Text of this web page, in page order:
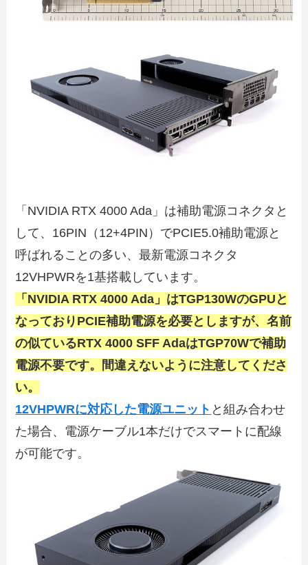
「NVIDIA RTX 4000 Ada」は補助電源コネクタと
して、16PIN（12+4PIN）でPCIE5.0補助電源と
呼ばれることの多い、最新電源コネクタ
12VHPWRを1基搭載しています。
「NVIDIA RTX 4000 Ada」はTGP130WのGPUと
なっておりPCIE補助電源を必要としますが、名前
の似ているRTX 4000 SFF AdaはTGP70Wで補助
電源不要です。間違えないように注意してくださ
い。
12VHPWRに対応した電源ユニット と組み合わせ
た場合、電源ケーブル1本だけでスマートに配線
が可能です。